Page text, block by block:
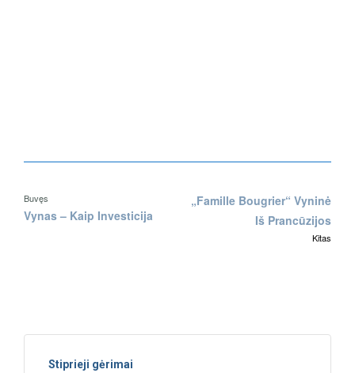
Buvęs
Vynas – Kaip Investicija
Kitas
„Famille Bougrier“ Vyninė
Iš Prancūzijos
Stiprieji gėrimai